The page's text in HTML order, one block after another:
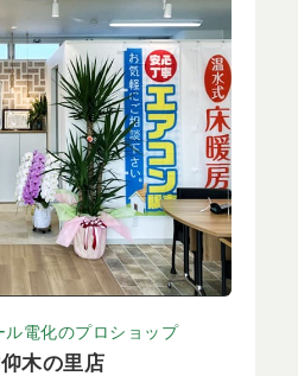
ル電化のプロショップ
木の里店